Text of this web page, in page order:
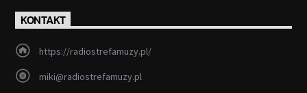
KONTAKT
https://radiostrefamuzy.pl/
miki@radiostrefamuzy.pl